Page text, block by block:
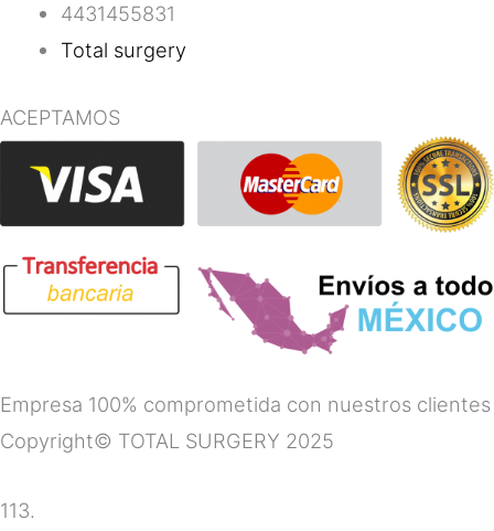
4431455831
Total surgery
ACEPTAMOS
Empresa 100% comprometida con nuestros clientes
Copyright© TOTAL SURGERY 2025
113.